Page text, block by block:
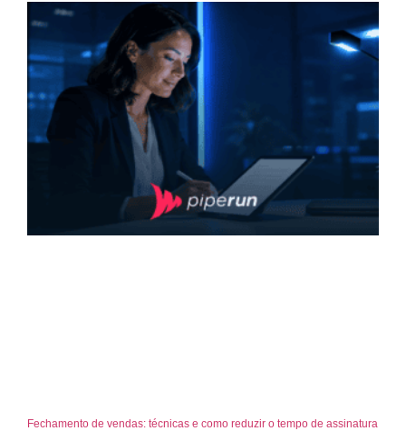
Fechamento de vendas: técnicas e como reduzir o tempo de assinatura